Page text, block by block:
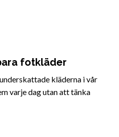
fotkläder
kläderna i vår
varje dag utan att tänka